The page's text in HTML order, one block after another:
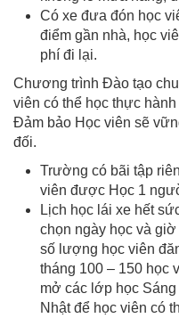
Có xe đưa đón học
điểm gần nhà, học
phí đi lại.
Chương trình Đào tạo
viên có thể học thực
Đảm bảo Học viên sẽ
đối.
Trường có bãi tập
viên được Học 1
Lịch học lái xe hết
chọn ngày học và
số lượng học viên
tháng 100 – 150 học
mở các lớp học
Nhật để học viên có